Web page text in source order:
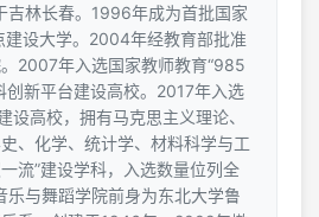
吉林长春。1996年成为首批国家
建设大学。2004年经教育部批准
2007年入选国家教师教育“985
创新平台建设高校。2017年入选
设高校，拥有马克思主义理论、
、化学、统计学、材料科学与工
流”建设学科，入选数量位列全
乐与舞蹈学院前身为东北大学鲁